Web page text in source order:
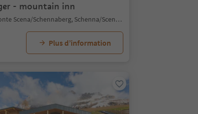
- mountain inn
Monte Scena/Schennaberg, Schenna/Scena, Meran/Merano and environs
Plus d’information